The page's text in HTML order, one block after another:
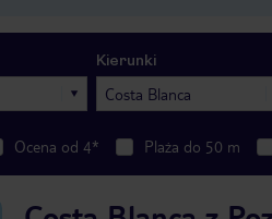
Kierunki
Costa Blanca
Ocena od 4* Plaża do 50 m